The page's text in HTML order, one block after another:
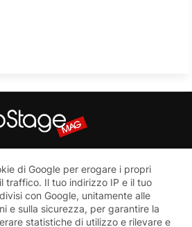
periodicità. Non può pertanto
ai sensi della legge n.62 del
7.03.2001
di Google per erogare i propri
traffico. Il tuo indirizzo IP e il tuo
con Google, unitamente alle
e sulla sicurezza, per garantire la
statistiche di utilizzo e rilevare e